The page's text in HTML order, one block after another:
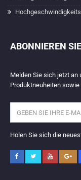
ABONNIEREN
Melden Sie sich jetzt an
Produktneuheiten
Holen Sie sich die